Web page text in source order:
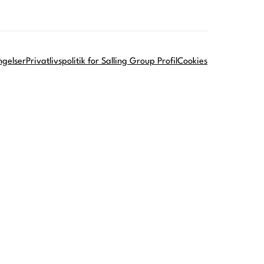
Privatlivspolitik for Salling Group ProfilCookies